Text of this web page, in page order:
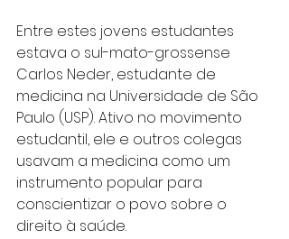
Entre estes jovens estudantes
estava o sul-mato-grossense
Carlos Neder, estudante de
medicina na Universidade de São
Paulo (USP). Ativo no movimento
estudantil, ele e outros colegas
usavam a medicina como um
instrumento popular para
conscientizar o povo sobre o
direito à saúde.